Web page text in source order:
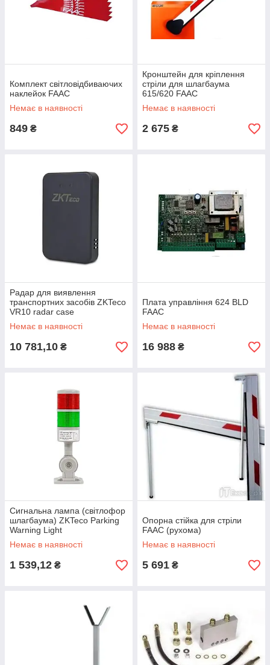
Комплект світловідбиваючих
наклейок FAAC
Немає в наявності
849 ₴
Кронштейн для кріплення
стріли для шлагбаума
615/620 FAAC
Немає в наявності
2 675 ₴
Радар для виявлення
транспортних засобів ZKTeco
VR10 radar case
Немає в наявності
10 781,10 ₴
Плата управління 624 BLD
FAAC
Немає в наявності
16 988 ₴
Сигнальна лампа (світлофор
шлагбаума) ZKTeco Parking
Warning Light
Немає в наявності
1 539,12 ₴
Опорна стійка для стріли
FAAC (рухома)
Немає в наявності
5 691 ₴